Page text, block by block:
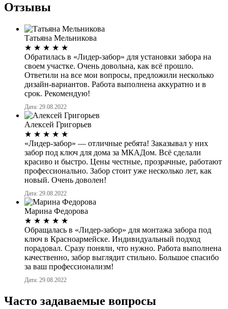
Отзывы
Татьяна Мельникова
★ ★ ★ ★ ★
Обратилась в «Лидер-забор» для установки забора на
своем участке. Очень довольна, как всё прошло.
Ответили на все мои вопросы, предложили несколько
дизайн-вариантов. Работа выполнена аккуратно и в
срок. Рекомендую!
Дата: 29.08.2022
Алексей Григорьев
★ ★ ★ ★ ★
«Лидер-забор» — отличные ребята! Заказывал у них
забор под ключ для дома за МКАДом. Всё сделали
красиво и быстро. Цены честные, прозрачные, работают
профессионально. Забор стоит уже несколько лет, как
новый. Очень доволен!
Дата: 29.08.2022
Марина Федорова
★ ★ ★ ★ ★
Обращалась в «Лидер-забор» для монтажа забора под
ключ в Красноармейске. Индивидуальный подход
порадовал. Сразу поняли, что нужно. Работа выполнена
качественно, забор выглядит стильно. Большое спасибо
за ваш профессионализм!
Дата: 29.08.2022
Часто задаваемые вопросы